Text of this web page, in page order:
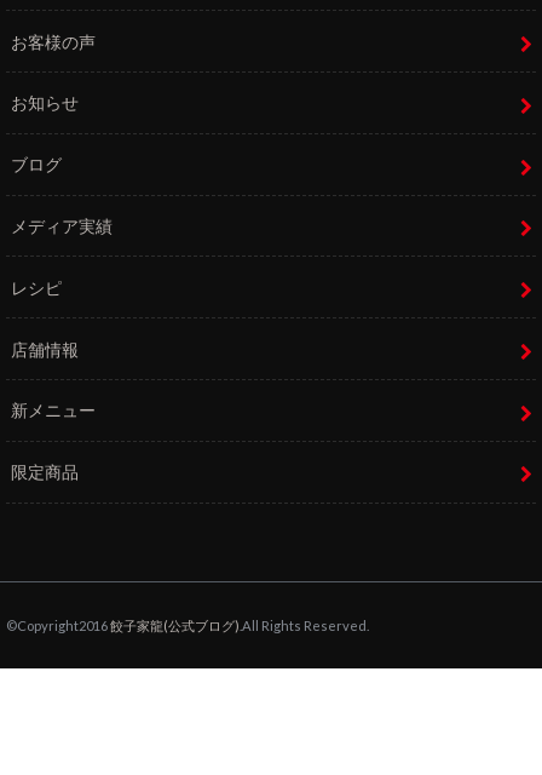
お客様の声
お知らせ
ブログ
メディア実績
レシピ
店舗情報
新メニュー
限定商品
©Copyright2016餃子家龍(公式ブログ) .All Rights Reserved.